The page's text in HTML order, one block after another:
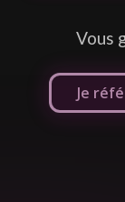
Vous
Je